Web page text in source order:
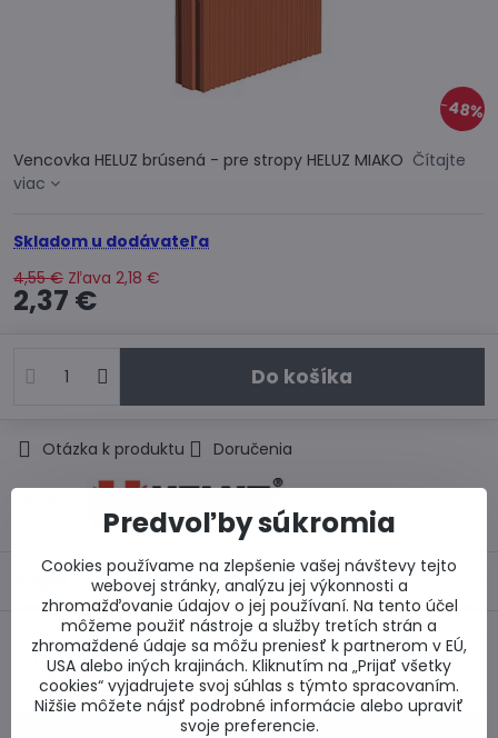
48%
Vencovka HELUZ brúsená - pre stropy HELUZ MIAKO Čítajte
viac
Skladom u dodávateľa
4,55 € Zľava 2,18 €
2,37 €
Do košíka
Otázka k produktu Doručenia
Predchádzajúci
produkt
Nasledujúci produkt
Predvoľby súkromia
Cookies používame na zlepšenie vašej návštevy tejto
webovej stránky, analýzu jej výkonnosti a
zhromažďovanie údajov o jej používaní. Na tento účel
môžeme použiť nástroje a služby tretích strán a
zhromaždené údaje sa môžu preniesť k partnerom v EÚ,
USA alebo iných krajinách. Kliknutím na „Prijať všetky
cookies“ vyjadrujete svoj súhlas s týmto spracovaním.
Nižšie môžete nájsť podrobné informácie alebo upraviť
svoje preferencie.